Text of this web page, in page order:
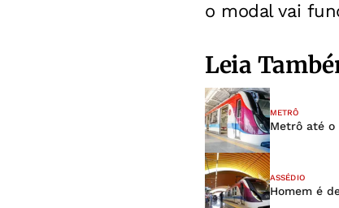
o modal vai
Leia
METRÔ
Metrô até o
ASSÉDIO
Homem é